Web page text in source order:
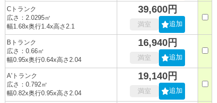
Cトランク
広さ：2.0295㎡
幅1.68x奥行1.4x高さ2.1
39,600円
満室 追加
Bトランク
広さ：0.66㎡
幅0.95x奥行0.64x高さ2.04
16,940円
満室 追加
A'トランク
広さ：0.792㎡
幅0.82x奥行0.95x高さ2.04
19,140円
満室 追加